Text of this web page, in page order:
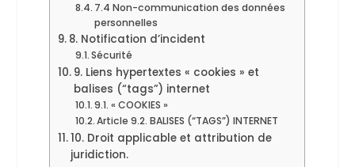
7.4 Non-communication des données
personnelles
8. Notification d’incident
Sécurité
9. Liens hypertextes « cookies » et
balises (“tags”) internet
9.1. « COOKIES »
Article 9.2. BALISES (“TAGS”) INTERNET
10. Droit applicable et attribution de
juridiction.